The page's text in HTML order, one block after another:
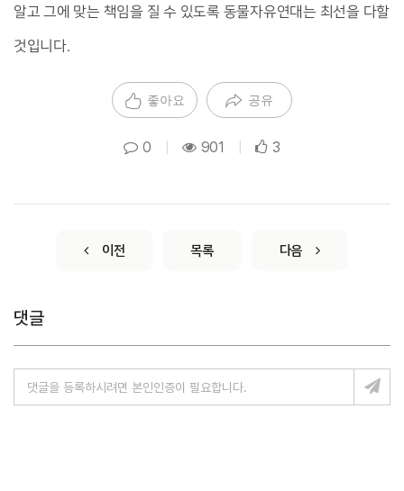
알고 그에 맞는 책임을 질 수 있도록 동물자유연대는 최선을 다할
것입니다.
좋아요 공유
0 901 3
이전 목록 다음
댓글